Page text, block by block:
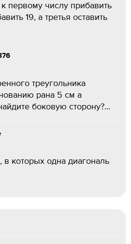
первому числу прибавить
19, а третья оставить
треугольника
рана 5 см а
боковую сторону?...
в которых одна диагональ